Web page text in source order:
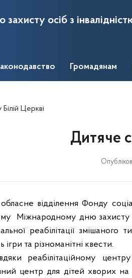
захисту осіб з
Громадянам
Церкві
Дитяче
відділення Фонду
Міжнародному дню захисту
реабілітації змішаного
ігри та різноманітні квести.
реабілітаційному
центр для дітей хворих